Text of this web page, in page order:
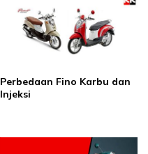
Perbedaan Fino Karbu dan
Injeksi